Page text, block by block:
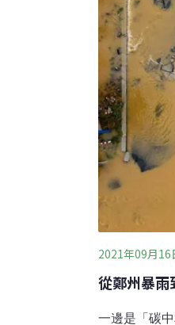
可持有、飼
台北市立動
六福村因數
2021年09月16
從鄭州暴雨
一邊是「碳